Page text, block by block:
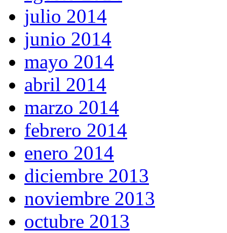
julio 2014
junio 2014
mayo 2014
abril 2014
marzo 2014
febrero 2014
enero 2014
diciembre 2013
noviembre 2013
octubre 2013